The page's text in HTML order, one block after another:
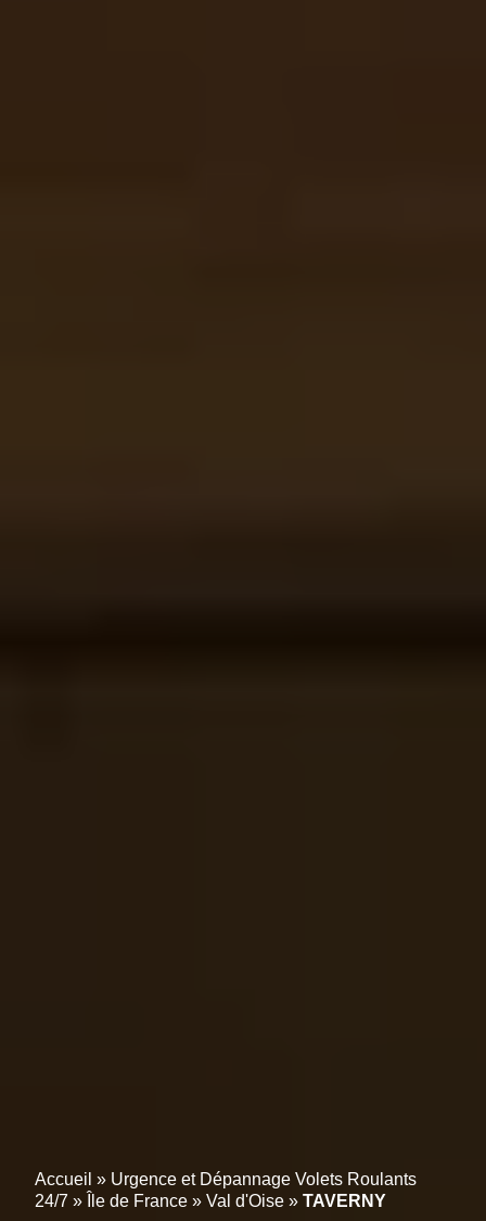
Accueil » Urgence et Dépannage Volets Roulants
24/7 » Île de France » Val d'Oise » TAVERNY